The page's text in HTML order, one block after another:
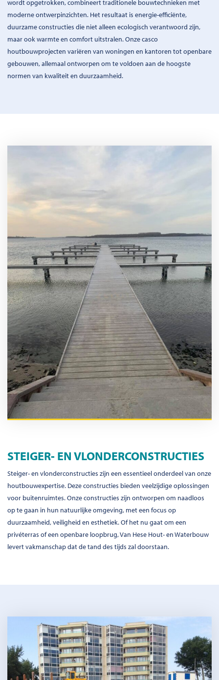
wordt opgetrokken, combineert traditionele bouwtechnieken met
moderne ontwerpinzichten. Het resultaat is energie-efficiënte,
duurzame constructies die niet alleen ecologisch verantwoord zijn,
maar ook warmte en comfort uitstralen. Onze casco
houtbouwprojecten variëren van woningen en kantoren tot openbare
gebouwen, allemaal ontworpen om te voldoen aan de hoogste
normen van kwaliteit en duurzaamheid.
STEIGER- EN VLONDERCONSTRUCTIES
Steiger- en vlonderconstructies zijn een essentieel onderdeel van onze
houtbouwexpertise. Deze constructies bieden veelzijdige oplossingen
voor buitenruimtes. Onze constructies zijn ontworpen om naadloos
op te gaan in hun natuurlijke omgeving, met een focus op
duurzaamheid, veiligheid en esthetiek. Of het nu gaat om een
privéterras of een openbare loopbrug, Van Hese Hout- en Waterbouw
levert vakmanschap dat de tand des tijds zal doorstaan.